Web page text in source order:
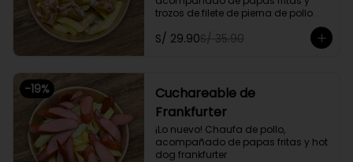
trozos de filete de pierna de pollo.
S/ 29.90S/ 35.90
-19%
Cuchareable de
Frankfurter
¡Lo nuevo! Chaufa de pollo,
acompañado de papas fritas y hot
dog frankfurter